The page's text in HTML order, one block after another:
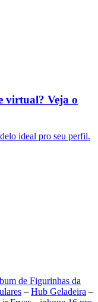
virtual? Veja o
ideal pro seu perfil.
de Figurinhas da
– Hub Geladeira –